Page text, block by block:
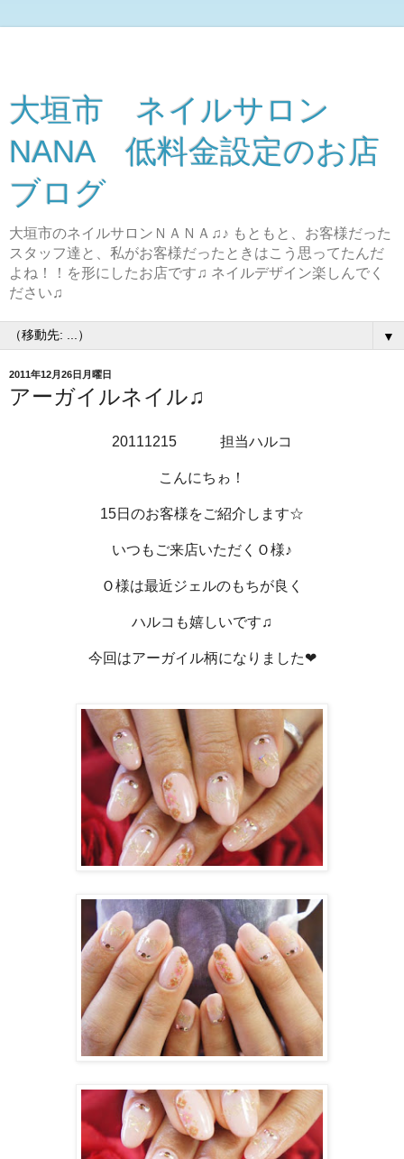
大垣市 ネイルサロン
NANA 低料金設定のお店
ブログ
大垣市のネイルサロンＮＡＮＡ♫♪ もともと、お客様だった
スタッフ達と、私がお客様だったときはこう思ってたんだ
よね！！を形にしたお店です♫ ネイルデザイン楽しんでく
ださい♫
▼
2011年12月26日月曜日
アーガイルネイル♫
20111215 担当ハルコ
こんにちゎ！
15日のお客様をご紹介します☆
いつもご来店いただくＯ様♪
Ｏ様は最近ジェルのもちが良く
ハルコも嬉しいです♫
今回はアーガイル柄になりました❤